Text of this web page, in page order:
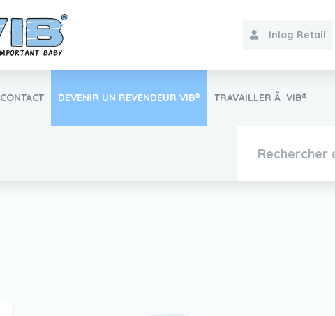
Inlog Retail
CONTACT DEVENIR UN REVENDEUR VIB® TRAVAILLER Ã VIB®